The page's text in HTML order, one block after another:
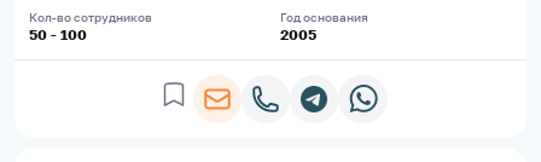
Кол-во сотрудников
50 - 100
Год основания
2005